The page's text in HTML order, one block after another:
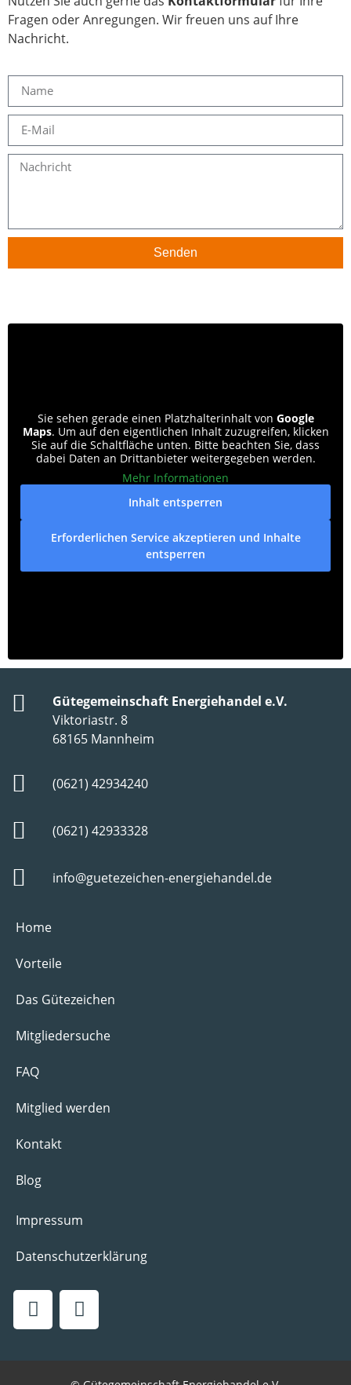
Fragen oder Anregungen. Wir freuen uns auf Ihre
Nachricht.
Senden
Sie sehen gerade einen Platzhalterinhalt von Google
Maps. Um auf den eigentlichen Inhalt zuzugreifen, klicken
Sie auf die Schaltfläche unten. Bitte beachten Sie, dass
dabei Daten an Drittanbieter weitergegeben werden.
Mehr Informationen
Inhalt entsperren
Erforderlichen Service akzeptieren und Inhalte
entsperren
Gütegemeinschaft Energiehandel e.V.
Viktoriastr. 8
68165 Mannheim
(0621) 42934240
(0621) 42933328
info@guetezeichen-energiehandel.de
Home
Vorteile
Das Gütezeichen
Mitgliedersuche
FAQ
Mitglied werden
Kontakt
Blog
Impressum
Datenschutzerklärung